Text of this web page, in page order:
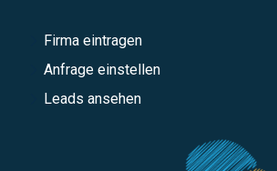
Firma eintragen
Anfrage einstellen
Leads ansehen